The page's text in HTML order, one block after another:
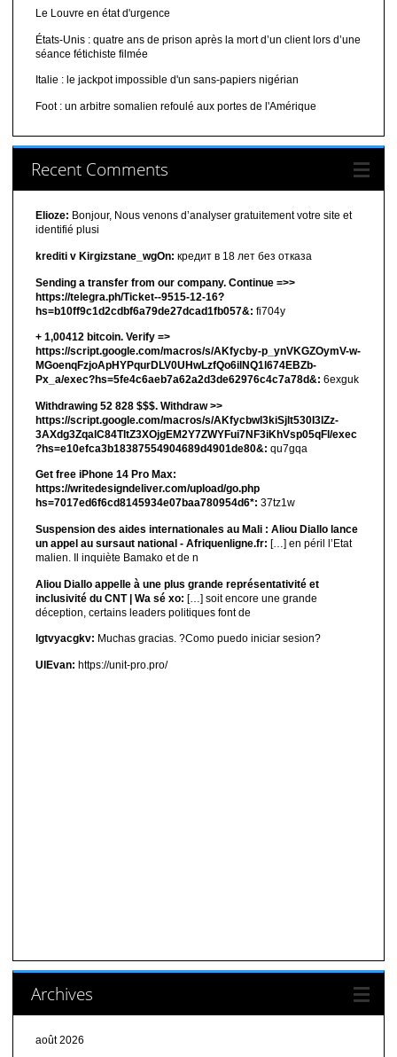
Le Louvre en état d'urgence
États-Unis : quatre ans de prison après la mort d’un client lors d’une
séance fétichiste filmée
Italie : le jackpot impossible d'un sans-papiers nigérian
Foot : un arbitre somalien refoulé aux portes de l'Amérique
Recent Comments
Elioze: Bonjour, Nous venons d’analyser gratuitement votre site et
identifié plusi
krediti v Kirgizstane_wgOn: кредит в 18 лет без отказа
Sending a transfer from our company. Continue =>>
https://telegra.ph/Ticket--9515-12-16?
hs=b10ff9c1d2cdbf6a79de27dcad1fb057&: fi704y
+ 1,00412 bitсоin. Verify =>
https://script.google.com/macros/s/AKfycby-p_ynVKGZOymV-w-
MGoenqFzjoApHYPqurDLV0UHwLzfQo6ilNQ1l674EBZb-
Px_a/exec?hs=5fe4c6aeb7a62a2d3de62976c4c7a78d&: 6exguk
Withdrawing 52 828 $$$. Withdrаw >>
https://script.google.com/macros/s/AKfycbwl3kiSjlt530I3lZz-
3AXdg3ZqalC84TltZ3XOjgEM2Y7ZWYFui7NF3iKhVsp05qFl/exec
?hs=e10efca3b18387554904689d4901de80&: qu7gqa
Get free iPhone 14 Pro Max:
https://writedesigndeliver.com/upload/go.php
hs=7017ed6f6cd8145934e07baa780954d6*: 37tz1w
Suspension des aides internationales au Mali : Aliou Diallo lance
un appel au sursaut national - Afriquenligne.fr: […] en péril l’Etat
malien. Il inquiète Bamako et de n
Aliou Diallo appelle à une plus grande représentativité et
inclusivité du CNT | Wa sé xo: […] soit encore une grande
déception, certains leaders politiques font de
lgtvyacgkv: Muchas gracias. ?Como puedo iniciar sesion?
UIEvan: https://unit-pro.pro/
Archives
août 2026